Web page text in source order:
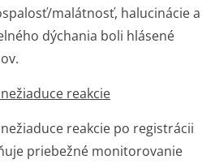
malátnosť, halucinácie a
dýchania boli hlásené
reakcie
reakcie po registrácii
priebežné monitorovanie